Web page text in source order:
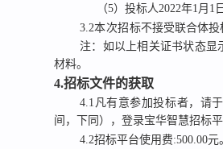
（5）投标人2022年1月
3.2本次招标不接受联合体投
注： 如以上相关证书状态显
材料。
4.招标文件的获取
4.1 凡有意参加投标者，请于
间，下同），登录宝华智慧招标平
4.2招标平台使用费:500.00元